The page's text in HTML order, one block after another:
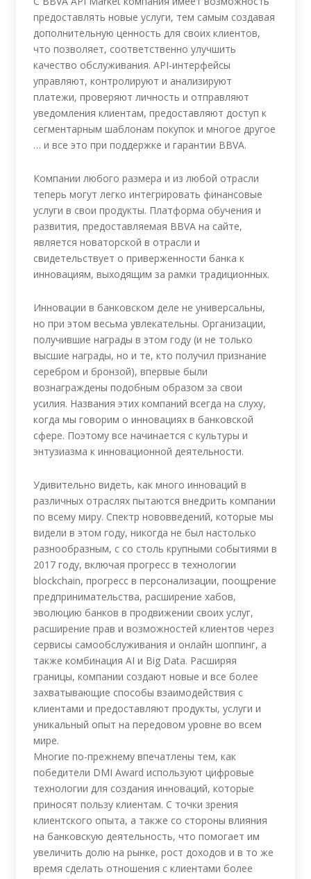
предоставлять новые услуги, тем самым создавая
дополнительную ценность для своих клиентов,
что позволяет, соответственно улучшить
качество обслуживания. API-интерфейсы
управляют, контролируют и анализируют
платежи, проверяют личность и отправляют
уведомления клиентам, предоставляют доступ к
сегментарным шаблонам покупок и многое другое
… и все это при поддержке и гарантии BBVA.
Компании любого размера и из любой отрасли
теперь могут легко интегрировать финансовые
услуги в свои продукты. Платформа обучения и
развития, предоставляемая BBVA на сайте,
является новаторской в отрасли и
свидетельствует о приверженности банка к
инновациям, выходящим за рамки традиционных.
Инновации в банковском деле не универсальны,
но при этом весьма увлекательны. Организации,
получившие награды в этом году (и не только
высшие награды, но и те, кто получил признание
серебром и бронзой), впервые были
вознаграждены подобным образом за свои
усилия. Названия этих компаний всегда на слуху,
когда мы говорим о инновациях в банковской
сфере. Поэтому все начинается с культуры и
энтузиазма к инновационной деятельности.
Удивительно видеть, как много инноваций в
различных отраслях пытаются внедрить компании
по всему миру. Спектр нововведений, которые мы
видели в этом году, никогда не был настолько
разнообразным, с со столь крупными событиями в
2017 году, включая прогресс в технологии
blockchain, прогресс в персонализации, поощрение
предпринимательства, расширение хабов,
эволюцию банков в продвижении своих услуг,
расширение прав и возможностей клиентов через
сервисы самообслуживания и онлайн шоппинг, а
также комбинация AI и Big Data. Расширяя
границы, компании создают новые и все более
захватывающие способы взаимодействия с
клиентами и предоставляют продукты, услуги и
уникальный опыт на передовом уровне во всем
мире.
Многие по-прежнему впечатлены тем, как
победители DMI Award используют цифровые
технологии для создания инноваций, которые
приносят пользу клиентам. С точки зрения
клиентского опыта, а также со стороны влияния
на банковскую деятельность, что помогает им
увеличить долю на рынке, рост доходов и в то же
время сделать отношения с клиентами более